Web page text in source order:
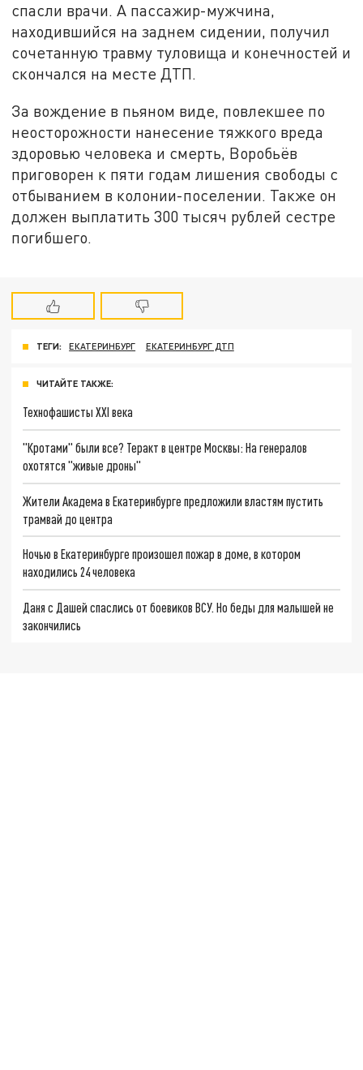
спасли врачи. А пассажир-мужчина,
находившийся на заднем сидении, получил
сочетанную травму туловища и конечностей и
скончался на месте ДТП.
За вождение в пьяном виде, повлекшее по
неосторожности нанесение тяжкого вреда
здоровью человека и смерть, Воробьёв
приговорен к пяти годам лишения свободы с
отбыванием в колонии-поселении. Также он
должен выплатить 300 тысяч рублей сестре
погибшего.
ТЕГИ: ЕКАТЕРИНБУРГ ЕКАТЕРИНБУРГ ДТП
ЧИТАЙТЕ ТАКЖЕ:
Технофашисты XXI века
"Кротами" были все? Теракт в центре Москвы: На генералов
охотятся "живые дроны"
Жители Академа в Екатеринбурге предложили властям пустить
трамвай до центра
Ночью в Екатеринбурге произошел пожар в доме, в котором
находились 24 человека
Даня с Дашей спаслись от боевиков ВСУ. Но беды для малышей не
закончились